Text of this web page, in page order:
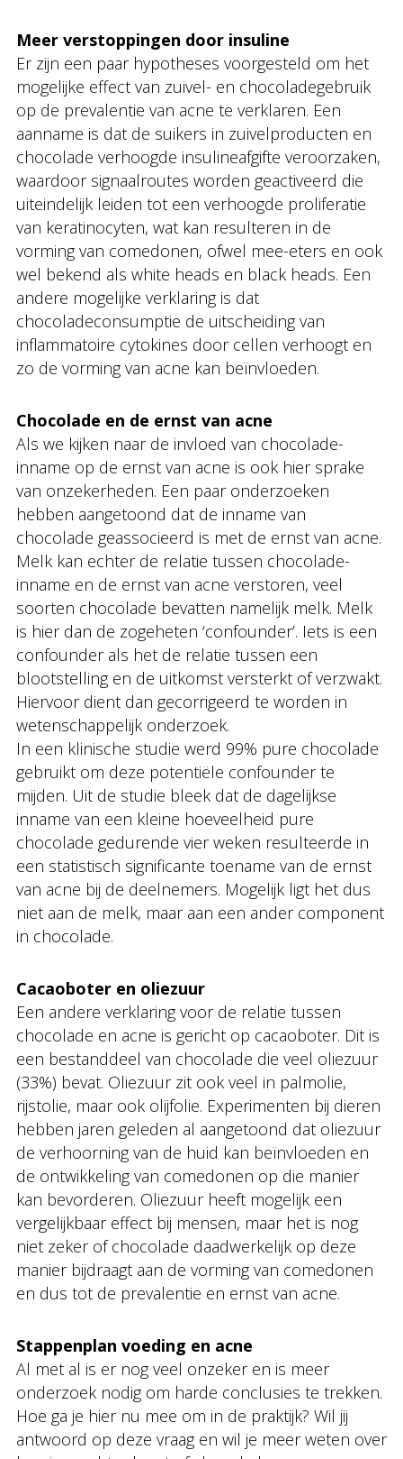
Meer verstoppingen door insuline
Er zijn een paar hypotheses voorgesteld om het
mogelijke effect van zuivel- en chocoladegebruik
op de prevalentie van acne te verklaren. Een
aanname is dat de suikers in zuivelproducten en
chocolade verhoogde insulineafgifte veroorzaken,
waardoor signaalroutes worden geactiveerd die
uiteindelijk leiden tot een verhoogde proliferatie
van keratinocyten, wat kan resulteren in de
vorming van comedonen, ofwel mee-eters en ook
wel bekend als white heads en black heads. Een
andere mogelijke verklaring is dat
chocoladeconsumptie de uitscheiding van
inflammatoire cytokines door cellen verhoogt en
zo de vorming van acne kan beïnvloeden.
Chocolade en de ernst van acne
Als we kijken naar de invloed van chocolade-
inname op de ernst van acne is ook hier sprake
van onzekerheden. Een paar onderzoeken
hebben aangetoond dat de inname van
chocolade geassocieerd is met de ernst van acne.
Melk kan echter de relatie tussen chocolade-
inname en de ernst van acne verstoren, veel
soorten chocolade bevatten namelijk melk. Melk
is hier dan de zogeheten ‘confounder’. Iets is een
confounder als het de relatie tussen een
blootstelling en de uitkomst versterkt of verzwakt.
Hiervoor dient dan gecorrigeerd te worden in
wetenschappelijk onderzoek.
In een klinische studie werd 99% pure chocolade
gebruikt om deze potentiële confounder te
mijden. Uit de studie bleek dat de dagelijkse
inname van een kleine hoeveelheid pure
chocolade gedurende vier weken resulteerde in
een statistisch significante toename van de ernst
van acne bij de deelnemers. Mogelijk ligt het dus
niet aan de melk, maar aan een ander component
in chocolade.
Cacaoboter en oliezuur
Een andere verklaring voor de relatie tussen
chocolade en acne is gericht op cacaoboter. Dit is
een bestanddeel van chocolade die veel oliezuur
(33%) bevat. Oliezuur zit ook veel in palmolie,
rijstolie, maar ook olijfolie. Experimenten bij dieren
hebben jaren geleden al aangetoond dat oliezuur
de verhoorning van de huid kan beïnvloeden en
de ontwikkeling van comedonen op die manier
kan bevorderen. Oliezuur heeft mogelijk een
vergelijkbaar effect bij mensen, maar het is nog
niet zeker of chocolade daadwerkelijk op deze
manier bijdraagt aan de vorming van comedonen
en dus tot de prevalentie en ernst van acne.
Stappenplan voeding en acne
Al met al is er nog veel onzeker en is meer
onderzoek nodig om harde conclusies te trekken.
Hoe ga je hier nu mee om in de praktijk? Wil jij
antwoord op deze vraag en wil je meer weten over